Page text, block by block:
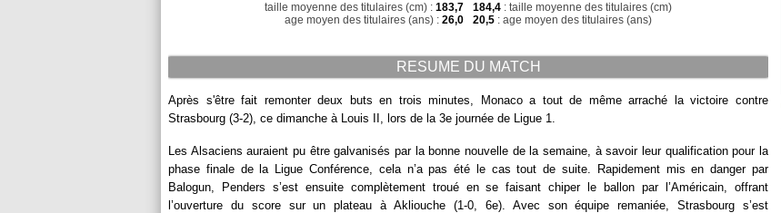
taille moyenne des titulaires (cm) : 183,7
age moyen des titulaires (ans) : 26,0
184,4 : taille moyenne des titulaires (cm)
20,5 : age moyen des titulaires (ans)
RESUME DU MATCH
Après s'être fait remonter deux buts en trois minutes, Monaco a tout de même arraché la victoire contre
Strasbourg (3-2), ce dimanche à Louis II, lors de la 3e journée de Ligue 1.
Les Alsaciens auraient pu être galvanisés par la bonne nouvelle de la semaine, à savoir leur qualification pour la
phase finale de la Ligue Conférence, cela n’a pas été le cas tout de suite. Rapidement mis en danger par
Balogun, Penders s’est ensuite complètement troué en se faisant chiper le ballon par l’Américain, offrant
l’ouverture du score sur un plateau à Akliouche (1-0, 6e). Avec son équipe remaniée, Strasbourg s’est